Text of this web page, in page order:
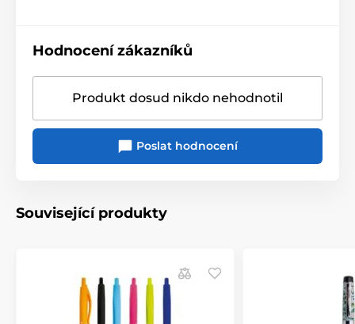
Hodnocení zákazníků
Produkt dosud nikdo nehodnotil
Poslat hodnocení
Související produkty